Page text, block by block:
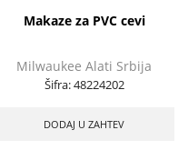
Makaze za PVC cevi
Milwaukee Alati Srbija
Šifra:48224202
DODAJ U ZAHTEV